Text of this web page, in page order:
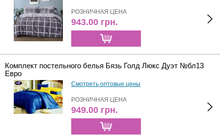
РОЗНИЧНАЯ ЦЕНА
943.00 грн.
Комплект постельного белья Бязь Голд Люкс Дуэт №бл13
Евро
Смотреть оптовые цены
РОЗНИЧНАЯ ЦЕНА
949.00 грн.